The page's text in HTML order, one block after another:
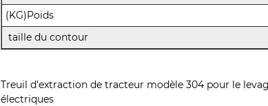
(KG)Poids
taille du contour
Treuil d'extraction de tracteur modèle 304 pour le
électriques